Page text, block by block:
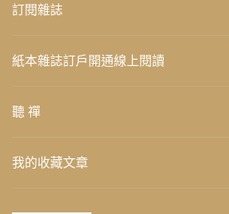
訂閱雜誌
紙本雜誌訂戶開通線上閱讀
聽 禪
我的收藏文章